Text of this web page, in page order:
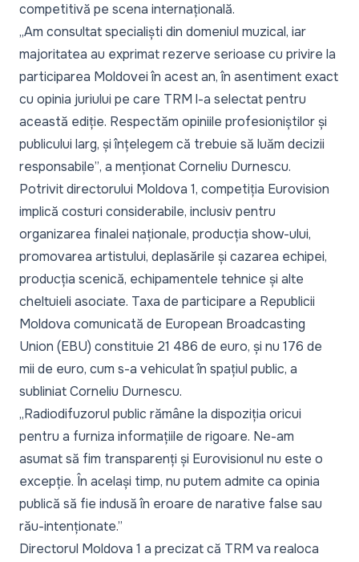
competitivă pe scena internațională.
„Am consultat specialiști din domeniul muzical, iar
majoritatea au exprimat rezerve serioase cu privire la
participarea Moldovei în acest an, în asentiment exact
cu opinia juriului pe care TRM l-a selectat pentru
această ediție. Respectăm opiniile profesioniștilor și
publicului larg, și înțelegem că trebuie să luăm decizii
responsabile”, a menționat Corneliu Durnescu.
Potrivit directorului Moldova 1, competiția Eurovision
implică costuri considerabile, inclusiv pentru
organizarea finalei naționale, producția show-ului,
promovarea artistului, deplasările și cazarea echipei,
producția scenică, echipamentele tehnice și alte
cheltuieli asociate. Taxa de participare a Republicii
Moldova comunicată de European Broadcasting
Union (EBU) constituie 21 486 de euro, și nu 176 de
mii de euro, cum s-a vehiculat în spațiul public, a
subliniat Corneliu Durnescu.
„Radiodifuzorul public rămâne la dispoziția oricui
pentru a furniza informațiile de rigoare. Ne-am
asumat să fim transparenți și Eurovisionul nu este o
excepție. În același timp, nu putem admite ca opinia
publică să fie indusă în eroare de narative false sau
rău-intenționate.”
Directorul Moldova 1 a precizat că TRM va realoca